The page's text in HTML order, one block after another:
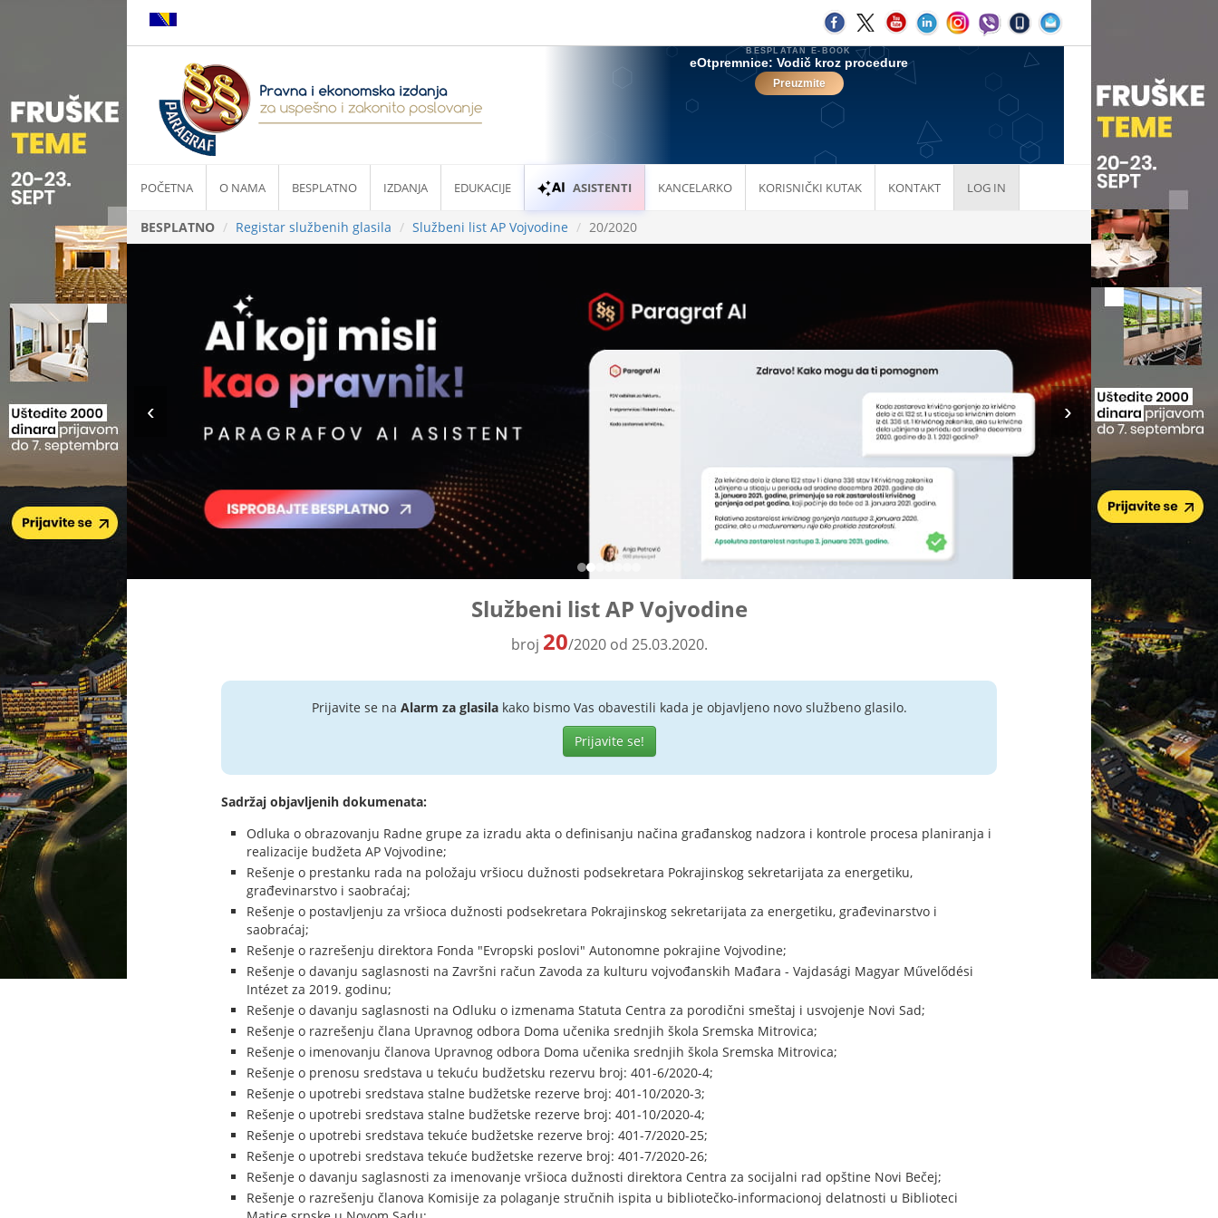
POČETNA O NAMA BESPLATNO IZDANJA EDUKACIJE ASISTENTI KANCELARKO KORISNIČKI KUTAK KONTAKT LOG IN
BESPLATNO Registar službenih glasila Službeni list AP Vojvodine 20/2020
Službeni list AP Vojvodine
broj 20/2020 od 25.03.2020.
Prijavite se na Alarm za glasilakako bismo Vas obavestili kada je objavljeno novo službeno glasilo.
Prijavite se!
Sadržaj objavljenih dokumenata:
Odluka o obrazovanju Radne grupe za izradu akta o definisanju načina građanskog nadzora i kontrole procesa planiranja i
realizacije budžeta AP Vojvodine;
Rešenje o prestanku rada na položaju vršiocu dužnosti podsekretara Pokrajinskog sekretarijata za energetiku,
građevinarstvo i saobraćaj;
Rešenje o postavljenju za vršioca dužnosti podsekretara Pokrajinskog sekretarijata za energetiku, građevinarstvo i
saobraćaj;
Rešenje o razrešenju direktora Fonda "Evropski poslovi" Autonomne pokrajine Vojvodine;
Rešenje o davanju saglasnosti na Završni račun Zavoda za kulturu vojvođanskih Mađara - Vajdasági Magyar Művelődési
Intézet za 2019. godinu;
Rešenje o davanju saglasnosti na Odluku o izmenama Statuta Centra za porodični smeštaj i usvojenje Novi Sad;
Rešenje o razrešenju člana Upravnog odbora Doma učenika srednjih škola Sremska Mitrovica;
Rešenje o imenovanju članova Upravnog odbora Doma učenika srednjih škola Sremska Mitrovica;
Rešenje o prenosu sredstava u tekuću budžetsku rezervu broj: 401-6/2020-4;
Rešenje o upotrebi sredstava stalne budžetske rezerve broj: 401-10/2020-3;
Rešenje o upotrebi sredstava stalne budžetske rezerve broj: 401-10/2020-4;
Rešenje o upotrebi sredstava tekuće budžetske rezerve broj: 401-7/2020-25;
Rešenje o upotrebi sredstava tekuće budžetske rezerve broj: 401-7/2020-26;
Rešenje o davanju saglasnosti za imenovanje vršioca dužnosti direktora Centra za socijalni rad opštine Novi Bečej;
Rešenje o razrešenju članova Komisije za polaganje stručnih ispita u bibliotečko-informacionoj delatnosti u Biblioteci